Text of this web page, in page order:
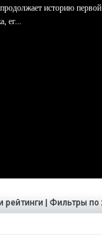
историю
ег...
рейтинги | Фильтры